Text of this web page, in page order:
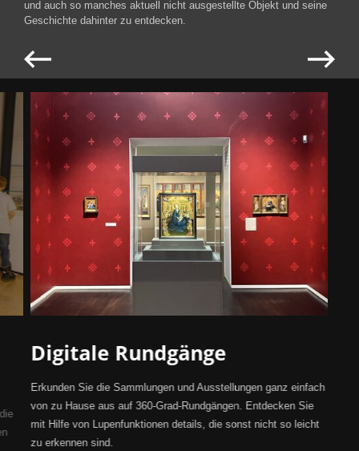
und auch so manches aktuell nicht ausgestellte Objekt und seine
Geschichte dahinter zu entdecken.
Digitale Rundgänge
Erkunden Sie die Sammlungen und Ausstellungen ganz einfach
von zu Hause aus auf 360-Grad-Rundgängen. Entdecken Sie
mit Hilfe von Lupenfunktionen details, die sonst nicht so leicht
zu erkennen sind.